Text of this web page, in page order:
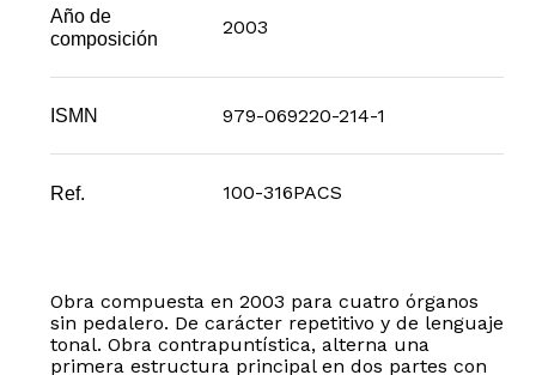
Año de
composición
2003
ISMN 979-069220-214-1
Ref. 100-316PACS
Obra compuesta en 2003 para cuatro órganos
sin pedalero. De carácter repetitivo y de lenguaje
tonal. Obra contrapuntística, alterna una
primera estructura principal en dos partes con